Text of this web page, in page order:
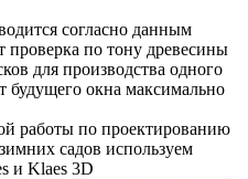
согласно данным
проверка по тону древесины
для производства одного
будущего окна максимально
работы по проектированию
садов используем
и Klaes 3D